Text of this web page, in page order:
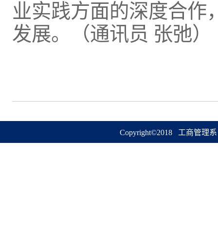
业实践方面的深度合作
发展。（通讯员 张弛）
Copyright©2018 工商管理